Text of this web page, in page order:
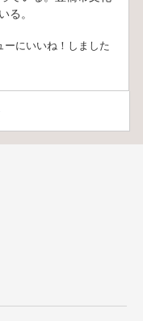
る。
ーにいいね！しました